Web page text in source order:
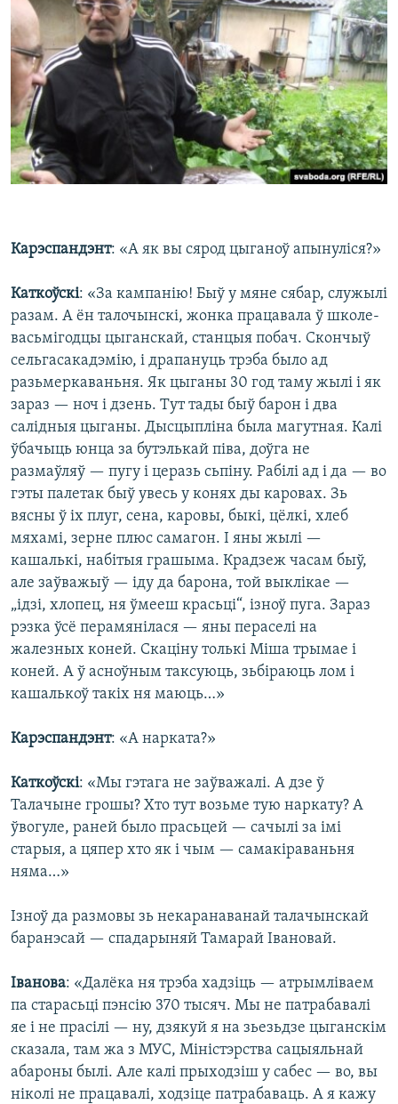
Карэспандэнт: «А як вы сярод цыганоў апынуліся?»
Каткоўскі: «За кампанію! Быў у мяне сябар, служылі
разам. А ён талочынскі, жонка працавала ў школе-
васьмігодцы цыганскай, станцыя побач. Скончыў
сельгасакадэмію, і драпануць трэба было ад
разьмеркаваньня. Як цыганы 30 год таму жылі і як
зараз — ноч і дзень. Тут тады быў барон і два
салідныя цыганы. Дысцыпліна была магутная. Калі
ўбачыць юнца за бутэлькай піва, доўга не
размаўляў — пугу і церазь сьпіну. Рабілі ад і да — во
гэты палетак быў увесь у конях ды каровах. Зь
вясны ў іх плуг, сена, каровы, быкі, цёлкі, хлеб
мяхамі, зерне плюс самагон. І яны жылі —
кашалькі, набітыя грашыма. Крадзеж часам быў,
але заўважыў — іду да барона, той выклікае —
„ідзі, хлопец, ня ўмееш красьці“, ізноў пуга. Зараз
рэзка ўсё перамянілася — яны пераселі на
жалезных коней. Скаціну толькі Міша трымае і
коней. А ў асноўным таксуюць, зьбіраюць лом і
кашалькоў такіх ня маюць…»
Карэспандэнт: «А нарката?»
Каткоўскі: «Мы гэтага не заўважалі. А дзе ў
Талачыне грошы? Хто тут возьме тую наркату? А
ўвогуле, раней было прасьцей — сачылі за імі
старыя, а цяпер хто як і чым — самакіраваньня
няма…»
Ізноў да размовы зь некаранаванай талачынскай
баранэсай — спадарыняй Тамарай Івановай.
Іванова: «Далёка ня трэба хадзіць — атрымліваем
па старасьці пэнсію 370 тысяч. Мы не патрабавалі
яе і не прасілі — ну, дзякуй я на зьезьдзе цыганскім
сказала, там жа з МУС, Міністэрства сацыяльнай
абароны былі. Але калі прыходзіш у сабес — во, вы
ніколі не працавалі, ходзіце патрабаваць. А я кажу